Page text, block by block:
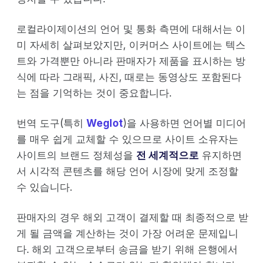
로컬라이제이션의 언어 및 통화 측면에 대해서는 이
미 자세히 살펴보았지만, 이커머스 사이트에는 텍스
트와 가격뿐만 아니라 판매자가 제품을 표시하는 방
식에 따라 그래픽, 사진, 때로는 동영상도 포함된다
는 점을 기억하는 것이 중요합니다.
번역 도구(특히 Weglot)을 사용하면 언어별 미디어
를 매우 쉽게 교체할 수 있으므로 사이트 소유자는
사이트의 브랜드 정체성을 전 세계적으로 유지하면
서 시각적 콘텐츠를 해당 언어 시장에 맞게 조정할
수 있습니다.
판매자의 경우 해외 고객이 결제할 때 최종적으로 받
게 될 금액을 계산하는 것이 가장 어려운 문제입니
다. 해외 고객으로부터 송금을 받기 위해 은행에서